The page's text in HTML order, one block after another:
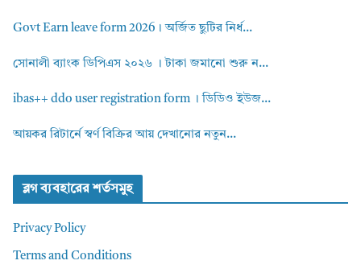
Govt Earn leave form 2026। অর্জিত ছুটির নির্ধ...
সোনালী ব্যাংক ডিপিএস ২০২৬ । টাকা জমানো শুরু ন...
ibas++ ddo user registration form । ডিডিও ইউজ...
আয়কর রিটার্নে স্বর্ণ বিক্রির আয় দেখানোর নতুন...
ব্লগ ব্যবহারের শর্তসমুহ
Privacy Policy
Terms and Conditions